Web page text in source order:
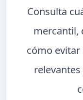
Consulta
mercantil,
cómo evitar